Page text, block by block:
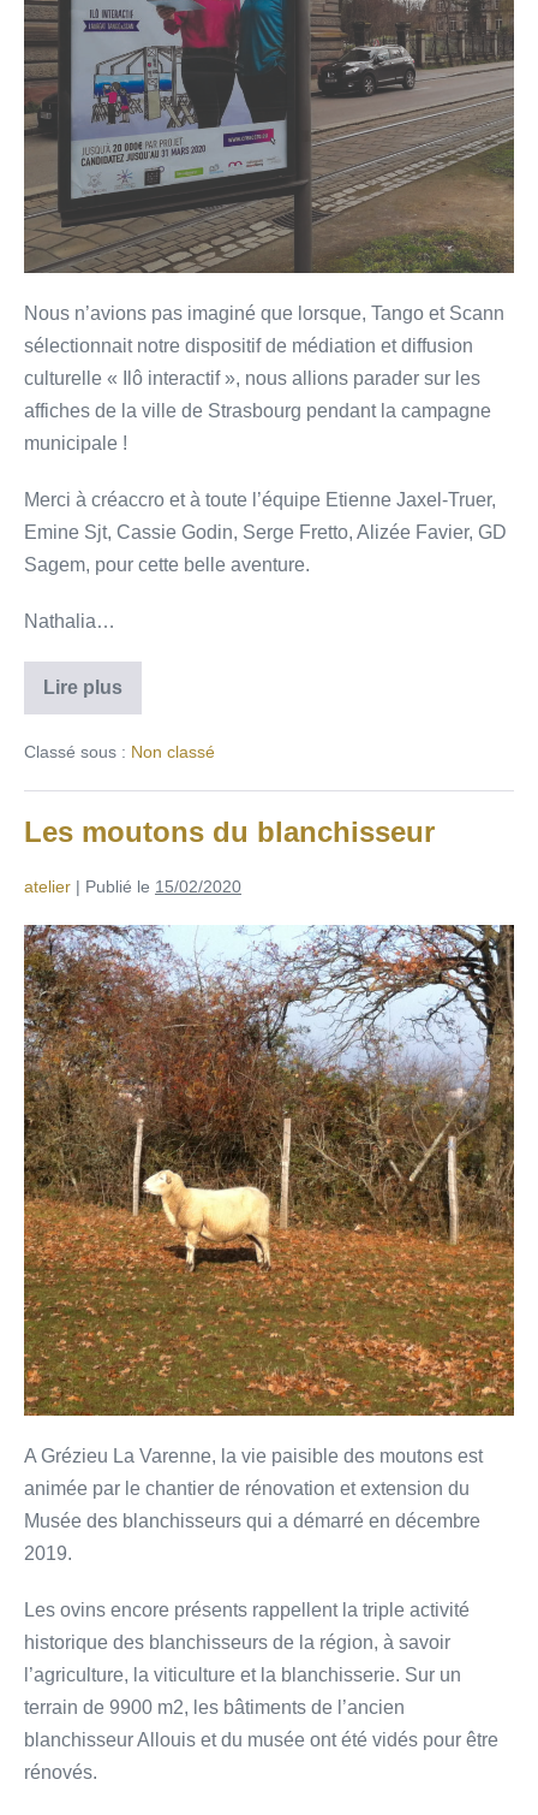
Nous n’avions pas imaginé que lorsque, Tango et Scann
sélectionnait notre dispositif de médiation et diffusion
culturelle « Ilô interactif », nous allions parader sur les
affiches de la ville de Strasbourg pendant la campagne
municipale !
Merci à créaccro et à toute l’équipe Etienne Jaxel-Truer,
Emine Sjt, Cassie Godin, Serge Fretto, Alizée Favier, GD
Sagem, pour cette belle aventure.
Nathalia…
Lire plus
Classé sous : Non classé
Les moutons du blanchisseur
atelier | Publié le 15/02/2020
A Grézieu La Varenne, la vie paisible des moutons est
animée par le chantier de rénovation et extension du
Musée des blanchisseurs qui a démarré en décembre
2019.
Les ovins encore présents rappellent la triple activité
historique des blanchisseurs de la région, à savoir
l’agriculture, la viticulture et la blanchisserie. Sur un
terrain de 9900 m2, les bâtiments de l’ancien
blanchisseur Allouis et du musée ont été vidés pour être
rénovés.